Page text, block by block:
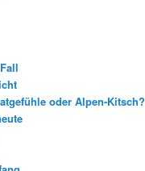
oder Alpen-Kitsch?